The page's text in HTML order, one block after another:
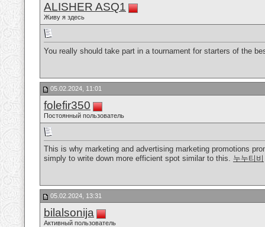
ALISHER ASQ1
Живу я здесь
You really should take part in a tournament for starters of the
05.02.2024, 11:01
folefir350
Постоянный пользователь
This is why marketing and advertising marketing promotions
simply to write down more efficient spot similar to this. 누누티비
05.02.2024, 13:31
bilalsonija
Активный пользователь